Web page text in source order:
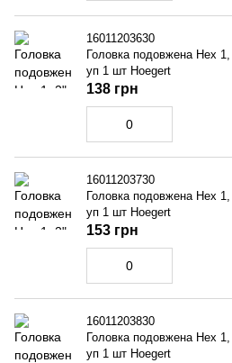
16011203630
Головка подовжена Hex
уп 1 шт Hoegert
138 грн
16011203730
Головка подовжена Hex
уп 1 шт Hoegert
153 грн
16011203830
Головка подовжена Hex
уп 1 шт Hoegert